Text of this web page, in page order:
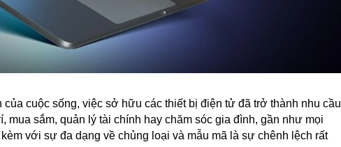
cuộc sống, việc sở hữu các thiết bị điện tử đã trở thành nhu cầu
mua sắm, quản lý tài chính hay chăm sóc gia đình, gần như mọi
với sự đa dạng về chủng loại và mẫu mã là sự chênh lệch rất